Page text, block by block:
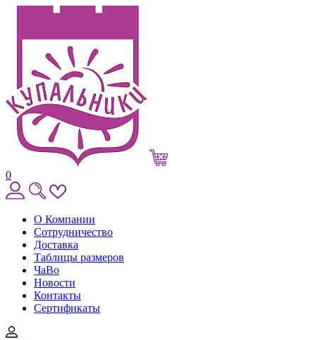
0
О Компании
Сотрудничество
Доставка
Таблицы размеров
ЧаВо
Новости
Контакты
Сертификаты